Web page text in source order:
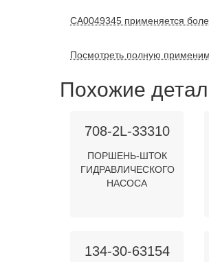
CA0049345 применяется
Посмотреть полную
Похожие
708-2L-33310
ПОРШЕНЬ-ШТОК
ГИДРАВЛИЧЕСКОГО
НАСОСА
134-30-63154